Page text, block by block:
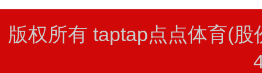
版权所有 taptap点点体育(